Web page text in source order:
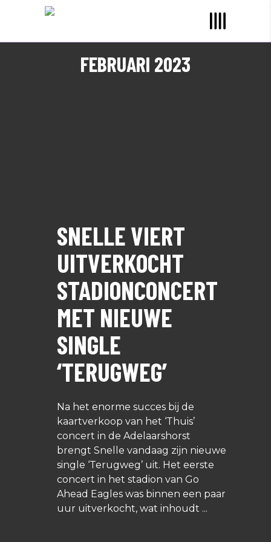
FEBRUARI 2023
SNELLE VIERT
UITVERKOCHT
STADIONCONCERT
MET NIEUWE
SINGLE
‘TERUGWEG’
Na het enorme succes bij de
kaartverkoop van het ‘Thuis’
concert in de Adelaarshorst
brengt Snelle vandaag zijn nieuwe
single ‘Terugweg’ uit. Het eerste
concert in het stadion van Go
Ahead Eagles was binnen een paar
uur uitverkocht, wat inhoudt